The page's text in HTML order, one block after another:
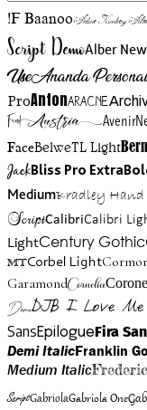
!F BaanooAdine Kirnberg
Script DemoAlber New
UseAnanda
ProAntonAracne
FriendAustria
FaceBelweTL Light
JackBliss Pro
MediumBradley Hand
ScriptCalibriCalibri
LightCentury Gothic
MTCorbel Light
GaramondCornelia
DemoDJB I Love Me
SansEpilogueFira
Demi ItalicFranklin
Medium Italic
ScriptGabriolaGabriola One